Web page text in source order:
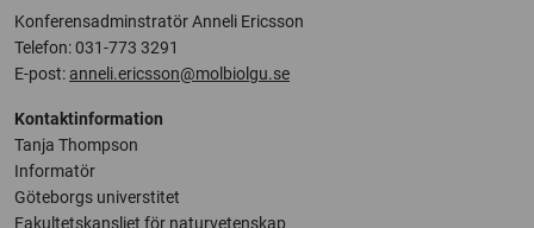
Konferensadminstratör Anneli Ericsson
Telefon: 031-773 3291
E-post:anneli.ericsson@molbiolgu.se
Kontaktinformation
Tanja Thompson
Informatör
Göteborgs universtitet
Fakultetskansliet för naturvetenskap